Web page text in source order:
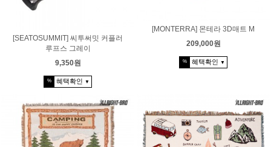
[SEATOSUMMIT] 씨투써밋 커플러
루프스 그레이
9,350원
% 혜택확인 ▼
[MONTERRA] 몬테라 3D매트 M
209,000원
% 혜택확인 ▼